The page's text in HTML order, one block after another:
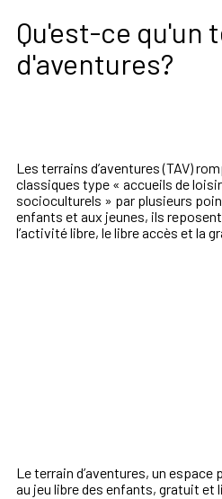
Qu'est-ce qu'un
d'aventures?
Les terrains d’aventures (TAV)
classiques type « accueils de
socioculturels » par plusieurs
enfants et aux jeunes, ils
l’activité libre, le libre accès et la
Le terrain d’aventures, un espace
au jeu libre des enfants, gratuit et